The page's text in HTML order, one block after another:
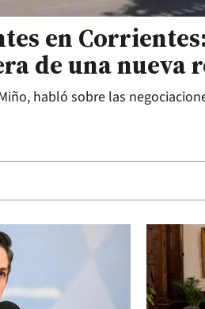
en
de una nueva
habló sobre las